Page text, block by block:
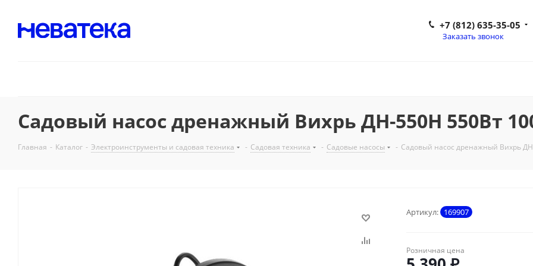
+7 (812) 635-35-05
Заказать звонок
Садовый насос дренажный Вихрь ДН-550Н 550Вт
Главная - Каталог - Электроинструменты и садовая техника - Садовая техника - Садовые насосы - Садовый насос дренажный Вихрь
Артикул: 169907
Розничная цена